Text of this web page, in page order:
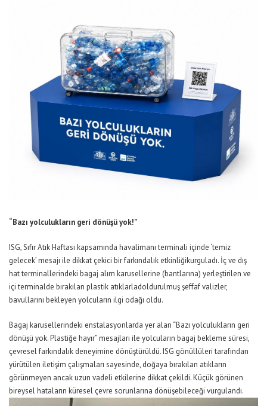
“Bazı yolculukların geri dönüşü yok!”
ISG, Sıfır Atık Haftası kapsamında havalimanı terminali içinde ‘temiz
gelecek’ mesajı ile dikkat çekici bir farkındalık etkinliğikurguladı. İç ve dış
hat terminallerindeki bagaj alım karusellerine (bantlarına) yerleştirilen ve
içiterminalde bırakılan plastik atıklarladoldurulmuş şeffaf valizler,
bavullarını bekleyen yolcuların ilgi odağı oldu.
Bagaj karusellerindeki enstalasyonlarda yer alan “Bazı yolculukların geri
dönüşü yok. Plastiğe hayır”mesajları ile yolcuların bagaj bekleme süresi,
çevresel farkındalık deneyimine dönüştürüldü. ISG gönüllüleri tarafından
yürütülen iletişim çalışmaları sayesinde, doğaya bırakılan atıkların
görünmeyen ancak uzun vadeli etkilerine dikkat çekildi. Küçük görünen
bireysel hataların küresel çevre sorunlarına dönüşebileceği vurgulandı.